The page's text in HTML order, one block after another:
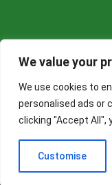
We value your
We use cookies to
personalised ads or
clicking "Accept All",
Customise
©2025 BS
Termini e